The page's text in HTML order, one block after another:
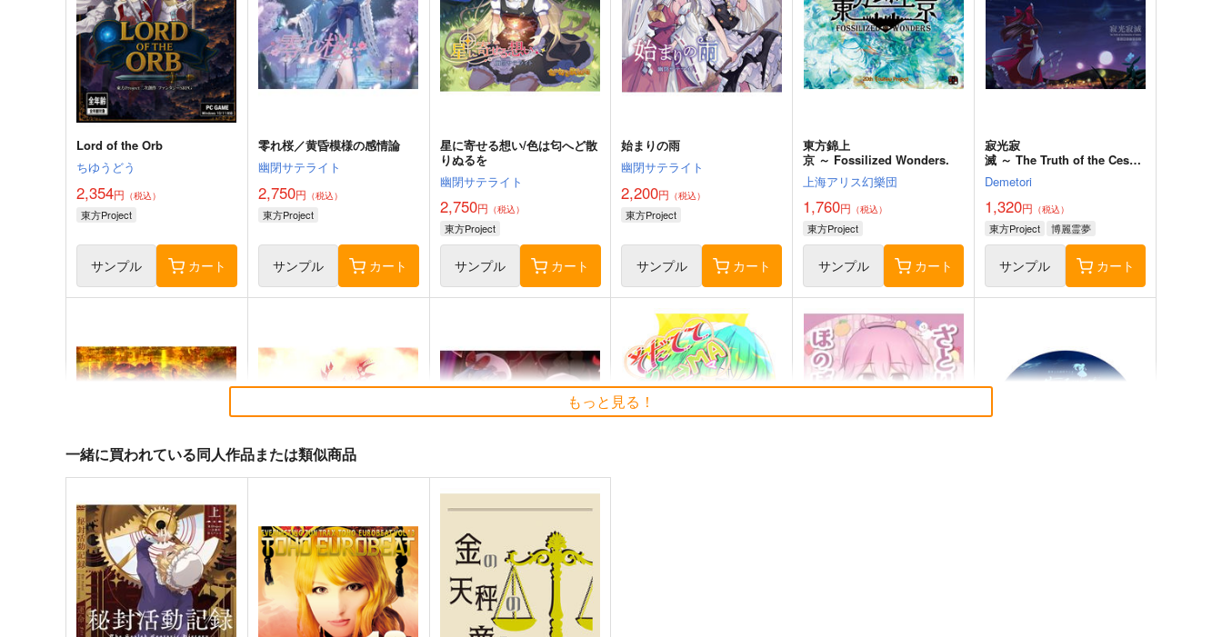
Lord of the Orb
ちゆうどう
2,354円 （税込）
東方Project
サンプル カート
零れ桜／黄昏模様の感情論
幽閉サテライト
2,750円 （税込）
東方Project
サンプル カート
星に寄せる想い/色は匂へど散
りぬるを
幽閉サテライト
2,750円 （税込）
東方Project
サンプル カート
始まりの雨
幽閉サテライト
2,200円 （税込）
東方Project
サンプル カート
東方錦上
京 ～ Fossilized Wonders.
上海アリス幻樂団
1,760円 （税込）
東方Project
サンプル カート
寂光寂
滅 ～ The Truth of the Cessa
tion of Dukkha
Demetori
1,320円 （税込）
東方Project 博麗霊夢
サンプル カート
東方剛欲異聞～水没した沈愁
地獄
黄昏フロンティア
2,200円（税込）
東方紅魔郷～
the Embodiment of Scarlet
Devil～
上海アリス幻樂団
1,100円（税込）
必然のカタストロフィ／
Magical-マジカル-
少女フラクタル
2,750円（税込）
もっと見る！
一緒に買われている同人作品または類似商品